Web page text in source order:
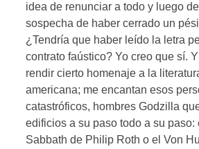
idea de renunciar a todo y luego
sospecha de haber cerrado un
¿Tendría que haber leído la letra
contrato faústico? Yo creo que sí.
rendir cierto homenaje a la
americana; me encantan esos
catastróficos, hombres Godzilla
edificios a su paso todo a su paso:
Sabbath de Philip Roth o el Von